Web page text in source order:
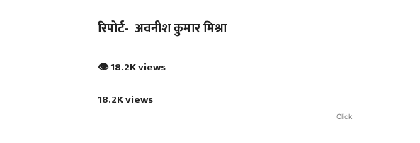
रिपोर्ट- अवनीश कुमार मिश्रा
👁 18.2K views
18.2K views
Click